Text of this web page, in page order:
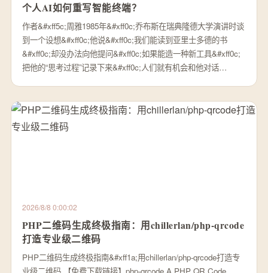
个人AI如何重写智能终端？
作者&#xff5c;周雅1985年&#xff0c;乔布斯在瑞典隆德大学演讲时谈
到一个设想&#xff0c;他说&#xff0c;我们能读到亚里士多德的书
&#xff0c;却没办法向他提问&#xff0c;如果能造一种新工具&#xff0c;
把他的“思考过程”记录下来&#xff0c;人们就有机会和他对话…
2026/8/8 0:00:02
PHP二维码生成终极指南：用chillerlan/php-qrcode
打造专业级二维码
PHP二维码生成终极指南&#xff1a;用chillerlan/php-qrcode打造专